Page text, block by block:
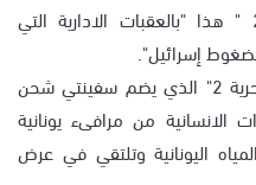
وقد ندد منظمو "أسطول الحرية2 " هذا "بالعقبات الادارية التي
إسرائيل".
وستنطلق بعض مراكب "أسطول الحرية 2" الذي يضم سفينتي شحن
من مرافىء يونانية
اليونانية وتلتقي في عرض